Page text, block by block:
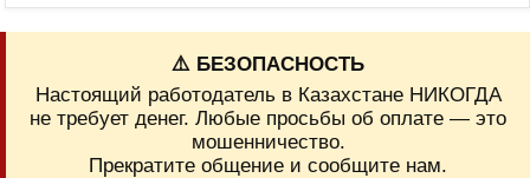
⚠️ БЕЗОПАСНОСТЬ
Настоящий работодатель в Казахстане НИКОГДА
не требует денег. Любые просьбы об оплате — это
мошенничество.
Прекратите общение и сообщите нам.